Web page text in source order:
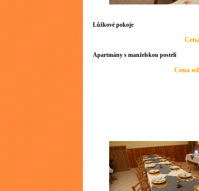
Lůžkové pokoje
Apartmány s manželskou postelí
Cena